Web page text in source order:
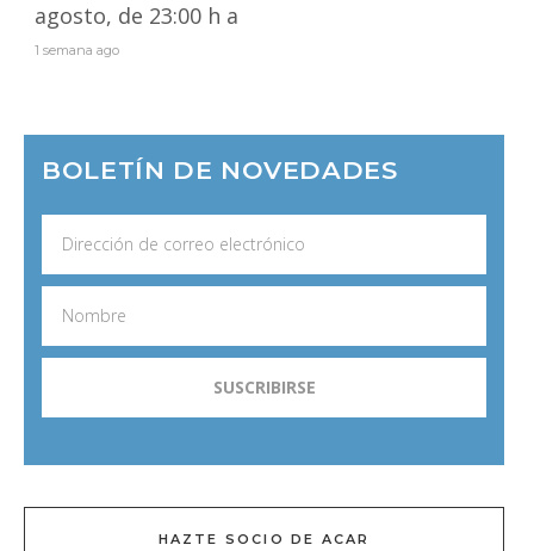
agosto, de 23:00 h a
1 semana ago
BOLETÍN DE NOVEDADES
HAZTE SOCIO DE ACAR